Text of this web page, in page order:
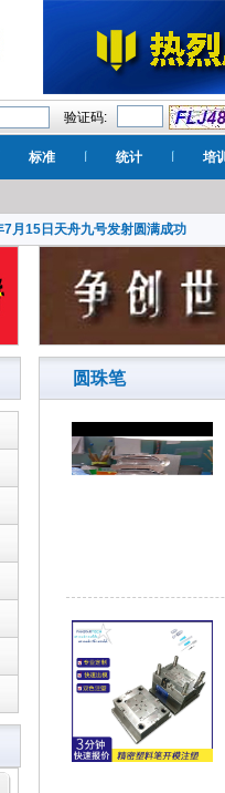
验证码:
标准 统计 培
月15日天舟九号发射圆满成功
圆珠笔